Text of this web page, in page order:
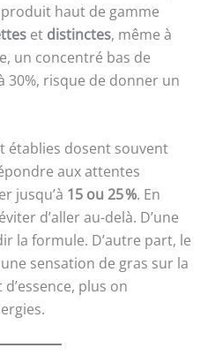
haut de gamme
et distinctes, même à
un concentré bas de
30%, risque de donner un
établies dosent souvent
aux attentes
jusqu’à 15 ou 25 %. En
d’aller au-delà. D’une
la formule. D’autre part, le
sensation de gras sur la
plus on